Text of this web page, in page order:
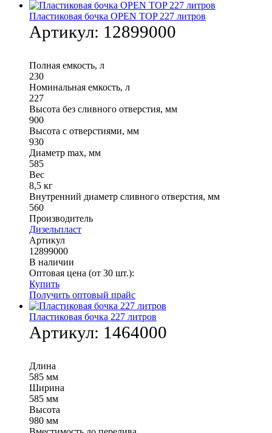
Пластиковая бочка OPEN TOP 227 литров
Артикул: 12899000
Полная емкость, л
230
Номинальная емкость, л
227
Высота без сливного отверстия, мм
900
Высота с отверстиями, мм
930
Диаметр max, мм
585
Вес
8,5 кг
Внутренний диаметр сливного отверстия, мм
560
Производитель
Дизельпласт
Артикул
12899000
В наличии
Оптовая цена (от 30 шт.):
Купить
Получить оптовый прайс
Пластиковая бочка 227 литров
Артикул: 1464000
Длина
585 мм
Ширина
585 мм
Высота
980 мм